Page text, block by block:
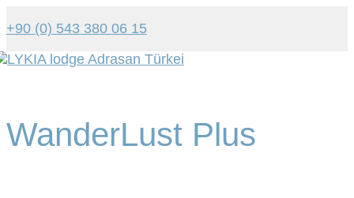
+90 (0) 543 380 06 15
WanderLust Plus